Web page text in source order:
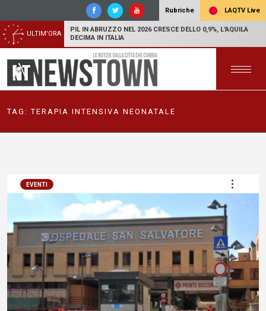
Rubriche LAQTV Live
ULTIM'ORA
PIL IN ABRUZZO NEL 2026 CRESCE DELLO 0,9%, L'AQUILA
DECIMA IN ITALIA
TAG:TERAPIA INTENSIVA NEONATALE
EVENTI